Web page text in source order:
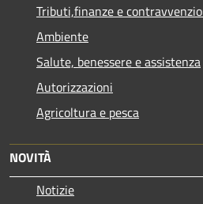
Tributi,finanze e
Ambiente
Salute, benessere e assistenza
Autorizzazioni
Agricoltura e pesca
NOVITÀ
Notizie